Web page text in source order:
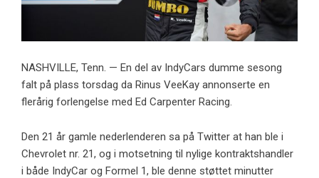
NASHVILLE, Tenn. — En del av IndyCars dumme sesong
falt på plass torsdag da Rinus VeeKay annonserte en
flerårig forlengelse med Ed Carpenter Racing.
Den 21 år gamle nederlenderen sa på Twitter at han ble i
Chevrolet nr. 21, og i motsetning til nylige kontraktshandler
i både IndyCar og Formel 1, ble denne støttet minutter